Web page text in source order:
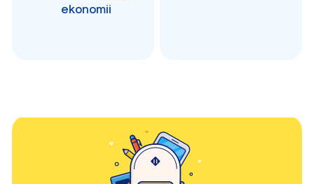
ekonomii